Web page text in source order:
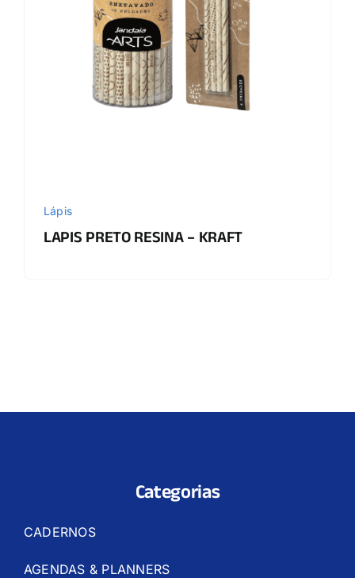
Lápis
LAPIS PRETO RESINA – KRAFT
Categorias
CADERNOS
AGENDAS & PLANNERS